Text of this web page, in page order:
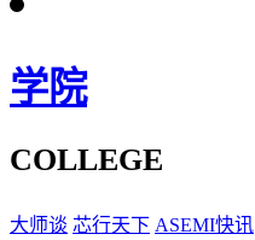
学院
COLLEGE
大师谈 芯行天下 ASEMI快讯